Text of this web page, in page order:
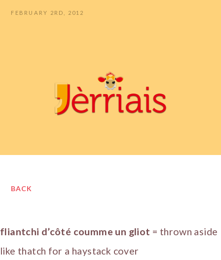
FEBRUARY 2RD, 2012
BACK
fliantchi d’côté coumme un gliot = thrown aside
like thatch for a haystack cover